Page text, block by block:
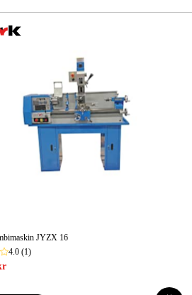
Maskintilbehør
Arbeidsklær
Elektro Og Bygg
Hjem Og
JYZX 16
4.0(1)